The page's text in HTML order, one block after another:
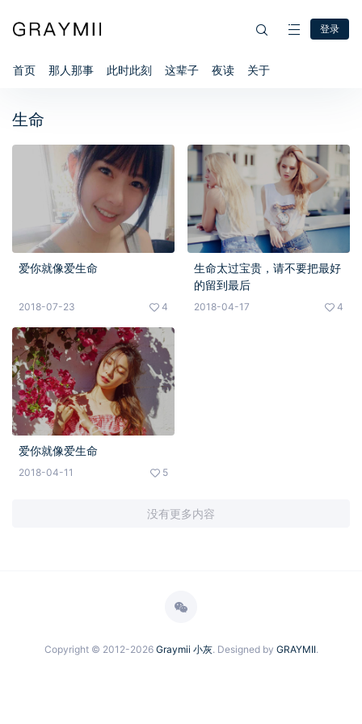
登录
首页 那人那事 此时此刻 这辈子 夜读 关于
生命
爱你就像爱生命
2018-07-23 4
生命太过宝贵，请不要把最好
的留到最后
2018-04-17 4
爱你就像爱生命
2018-04-11 5
没有更多内容
Copyright © 2012-2026 Graymii 小灰. Designed by GRAYMII.